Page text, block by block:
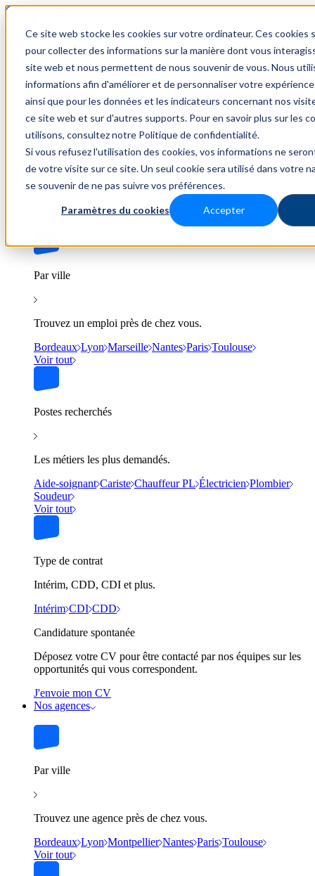
Ce site web stocke les cookies sur votre ordinateur. Ces cookies
pour collecter des informations sur la manière dont vous
site web et nous permettent de nous souvenir de vous. Nous
informations afin d'améliorer et de personnaliser votre
ainsi que pour les données et les indicateurs concernant nos
ce site web et sur d'autres supports. Pour en savoir plus sur les
utilisons, consultez notre Politique de confidentialité.
Si vous refusez l'utilisation des cookies, vos informations ne
de votre visite sur ce site. Un seul cookie sera utilisé dans votre
se souvenir de ne pas suivre vos préférences.
Paramètres du cookies Accepter
Trouver un emploi
Par secteur
BTP Hôtellerie & Restauration Industrie & Nucléaire
Tertiaire & Ingénierie Transport &
Logistique
Par ville
Trouvez un emploi près de chez vous.
Bordeaux Lyon Marseille Nantes Paris Toulouse
Voir tout
Postes recherchés
Les métiers les plus demandés.
Aide-soignant Cariste Chauffeur PL Électricien Plombier
Soudeur
Voir tout
Type de contrat
Intérim, CDD, CDI et plus.
Intérim CDI CDD
Candidature spontanée
Déposez votre CV pour être contacté par nos équipes sur les
opportunités qui vous correspondent.
J'envoie mon CV
Nos agences
Par ville
Trouvez une agence près de chez vous.
Bordeaux Lyon Montpellier Nantes Paris Toulouse
Voir tout